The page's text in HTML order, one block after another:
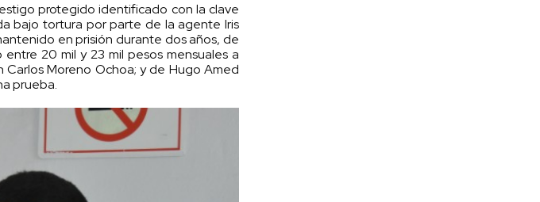
protegido identificado con la clave
bajo tortura por parte de la agente Iris
en prisión durante dos años, de
20 mil y 23 mil pesos mensuales a
Moreno Ochoa; y de Hugo Amed
prueba.